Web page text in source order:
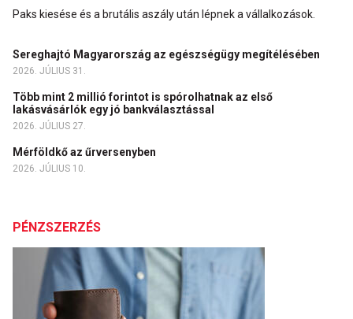
Paks kiesése és a brutális aszály után lépnek a vállalkozások.
Sereghajtó Magyarország az egészségügy megítélésében
2026. JÚLIUS 31.
Több mint 2 millió forintot is spórolhatnak az első
lakásvásárlók egy jó bankválasztással
2026. JÚLIUS 27.
Mérföldkő az űrversenyben
2026. JÚLIUS 10.
PÉNZSZERZÉS